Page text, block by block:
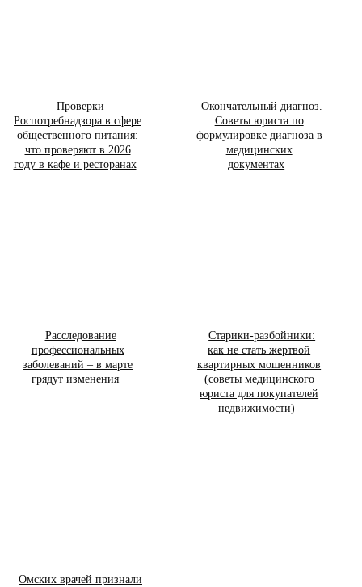
Проверки
Роспотребнадзора в сфере
общественного питания:
что проверяют в 2026
году в кафе и ресторанах
Окончательный диагноз.
Советы юриста по
формулировке диагноза в
медицинских
документах
Расследование
профессиональных
заболеваний – в марте
грядут изменения
Старики-разбойники:
как не стать жертвой
квартирных мошенников
(советы медицинского
юриста для покупателей
недвижимости)
Омских врачей признали